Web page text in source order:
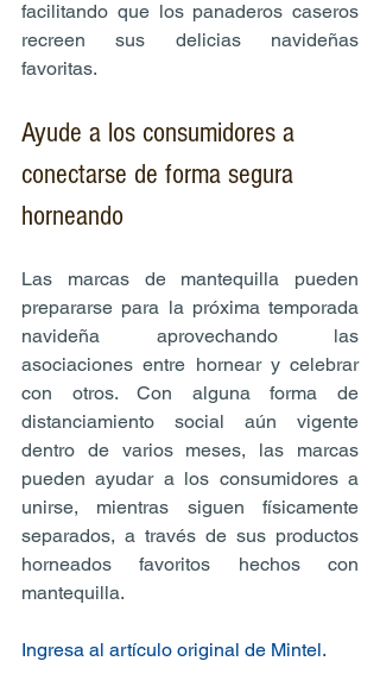
facilitando que los panaderos caseros
recreen sus delicias navideñas
favoritas.
Ayude a los consumidores a
conectarse de forma segura
horneando
Las marcas de mantequilla pueden
prepararse para la próxima temporada
navideña aprovechando las
asociaciones entre hornear y celebrar
con otros. Con alguna forma de
distanciamiento social aún vigente
dentro de varios meses, las marcas
pueden ayudar a los consumidores a
unirse, mientras siguen físicamente
separados, a través de sus productos
horneados favoritos hechos con
mantequilla.
Ingresa al artículo original de Mintel.